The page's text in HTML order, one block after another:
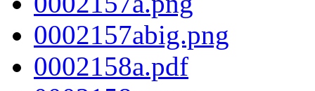
0002157abig.png
0002158a.pdf